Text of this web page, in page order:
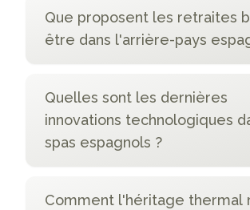
Que proposent les retraites
être dans l'arrière-pays
Quelles sont les dernières
innovations technologiques
spas espagnols ?
Comment l'héritage thermal